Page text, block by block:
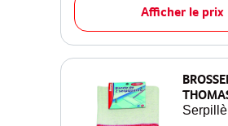
Afficher le prix